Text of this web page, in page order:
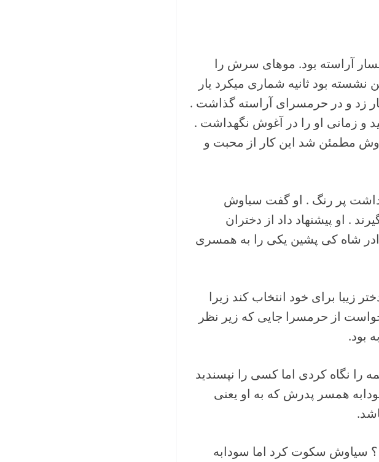
آراسته بود. موهای سرش را
بود ثانیه شماری میکرد یار
زد و در حرمسرای آراسته گذاشت .
و زمانی او را در آغوش نگهداشت .
مطمئن شد این کار از محبت و
پر رنگ . او گفت سیاوش
. او پیشنهاد داد از دختران
شاه کی پشین یکی را به همسری
زیبا برای خود انتخاب کند زیرا
از حرمسرا جایی که زیر نظر
بود.
را نگاه کردی اما کسی را نپسندید
همسر پدرش که به او یعنی
سیاوش سکوت کرد اما سودابه